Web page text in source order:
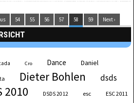
54 55 56 57 58 59 Next ›
Cro Dance
Daniel
Dieter Bohlen dsds
2010 DSDS 2012 esc ESC 2011